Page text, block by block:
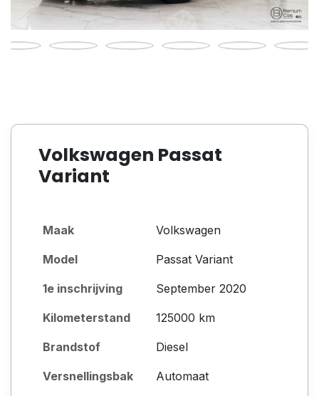
Volkswagen Passat
Variant
Maak Volkswagen
Model Passat Variant
1e inschrijving September 2020
Kilometerstand 125000 km
Brandstof Diesel
Versnellingsbak Automaat